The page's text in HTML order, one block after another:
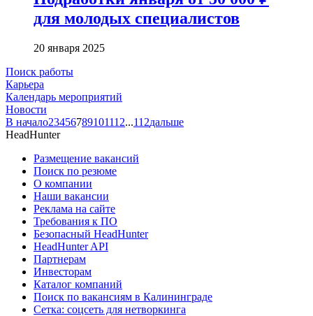
для молодых специалистов
20 января 2025
Поиск работы
Карьера
Календарь мероприятий
Новости
В начало23456789101112...112дальше
HeadHunter
Размещение вакансий
Поиск по резюме
О компании
Наши вакансии
Реклама на сайте
Требования к ПО
Безопасный HeadHunter
HeadHunter API
Партнерам
Инвесторам
Каталог компаний
Поиск по вакансиям в Калининграде
Сетка: соцсеть для нетворкинга